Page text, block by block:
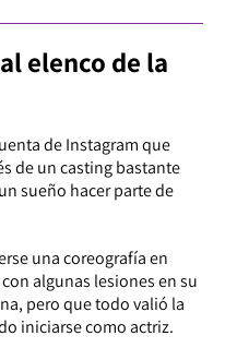
elenco de la
de Instagram que
de un casting bastante
sueño hacer parte de
una coreografía en
algunas lesiones en su
pero que todo valió la
iniciarse como actriz.